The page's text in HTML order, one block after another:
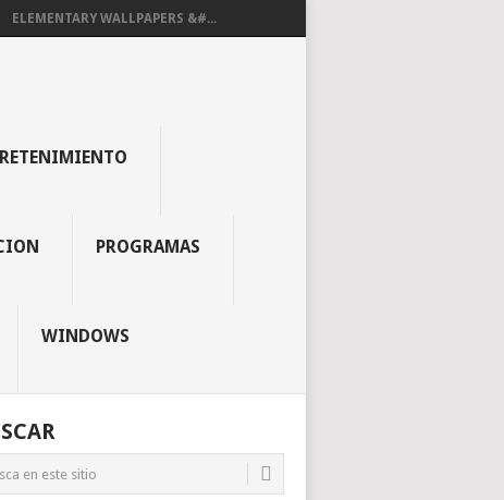
ELEMENTARY WALLPAPERS &#...
PROGRAMAS
WINDOWS